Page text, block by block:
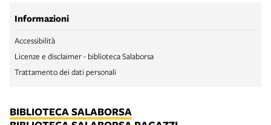
Informazioni
Accessibilità
Licenze e disclaimer - biblioteca Salaborsa
Trattamento dei dati personali
BIBLIOTECA SALABORSA